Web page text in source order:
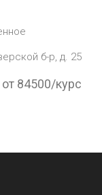
б-р, д. 25
от 84500/курс